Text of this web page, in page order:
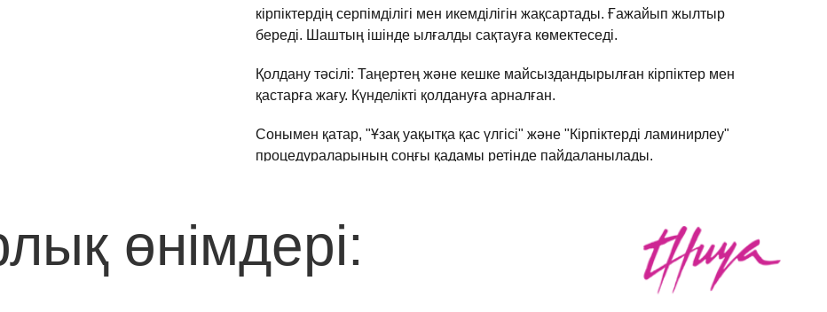
кірпіктердің серпімділігі мен икемділігін жақсартады. Ғажайып жылтыр
береді. Шаштың ішінде ылғалды сақтауға көмектеседі.
Қолдану тәсілі: Таңертең және кешке майсыздандырылған кірпіктер мен
қастарға жағу. Күнделікті қолдануға арналған.
Сонымен қатар, "Ұзақ уақытқа қас үлгісі" және "Кірпіктерді ламинирлеу"
процедураларының соңғы қадамы ретінде пайдаланылады.
НАЗАР АУДАРЫҢЫЗ! Процедураны жүргізбестен бұрын THUYA маркасының
ресми технологынан технологиялық нұсқаулықтан өту ұсынылады.
Ұзақ уақытқа қас үлгісі үшін THUYA препараттарының әсер ету уақытын
өнімдері: